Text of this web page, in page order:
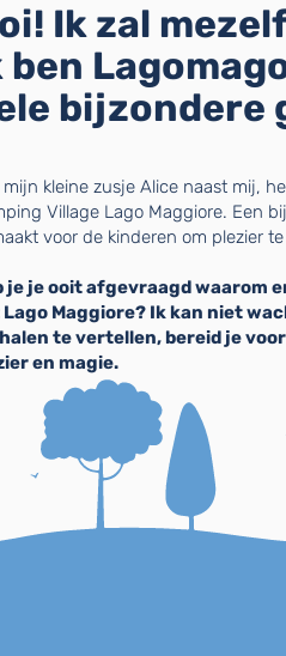
Ik zal
ben
bijzondere
mijn kleine zusje Alice naast mij,
Village Lago Maggiore. Een
voor de kinderen om plezier
je je ooit afgevraagd waarom
Maggiore? Ik kan niet
te vertellen, bereid je
en magie.